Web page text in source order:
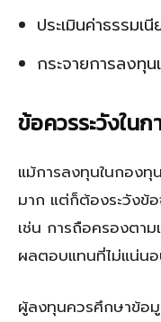
ประเมินค่าธรรมเ
กระจายการลงทุ
ข้อควรระวังใน
แม้การลงทุนในกองทุ
มาก แต่ก็ต้องระวังข้อ
เช่น การถือครองตา
ผลตอบแทนที่ไม่แน่น
ผู้ลงทุนควรศึกษาข้อ